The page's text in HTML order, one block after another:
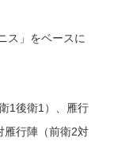
ス」をベースに
1後衛1）、雁行
雁行陣（前衛2対